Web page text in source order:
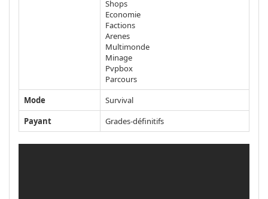
Shops
Economie
Factions
Arenes
Multimonde
Minage
Pvpbox
Parcours
Mode
Survival
Payant
Grades-définitifs